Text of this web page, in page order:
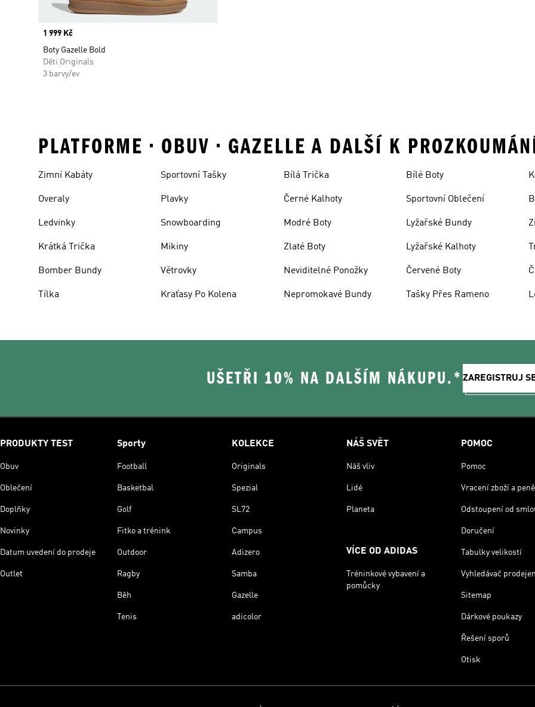
Price
1 999 Kč
Boty Gazelle Bold
Děti Originals
3 barvy/ev
PLATFORME • OBUV • GAZELLE A DALŠÍ K
Zimní Kabáty
Overaly
Ledvinky
Krátká Trička
Bomber Bundy
Tílka
Sportovní Tašky
Plavky
Snowboarding
Mikiny
Větrovky
Kraťasy Po Kolena
Bílá Trička
Černé Kalhoty
Modré Boty
Zlaté Boty
Neviditelné Ponožky
Nepromokavé Bundy
Bílé Boty
Sportovní Oblečení
Lyžařské Bundy
Lyžařské Kalhoty
Červené Boty
Tašky Přes Rameno
UŠETŘI 10% NA DALŠÍM NÁKUPU.* ZAREGISTRUJ
PRODUKTY TEST
Obuv
Oblečení
Doplňky
Novinky
Datum uvedení do prodeje
Outlet
Sporty
Football
Basketbal
Golf
Fitko a trénink
Outdoor
Ragby
Běh
Tenis
KOLEKCE
Originals
Spezial
SL72
Campus
Adizero
Samba
Gazelle
adicolor
NÁŠ SVĚT
Náš vliv
Lidé
Planeta
VÍCE OD ADIDAS
Tréninkové vybavení a
pomůcky
POMOC
Pomoc
Vracení zboží a
Odstoupení od
Doručení
Tabulky velikostí
Vyhledávač
Sitemap
Dárkové poukazy
Řešení sporů
Otisk